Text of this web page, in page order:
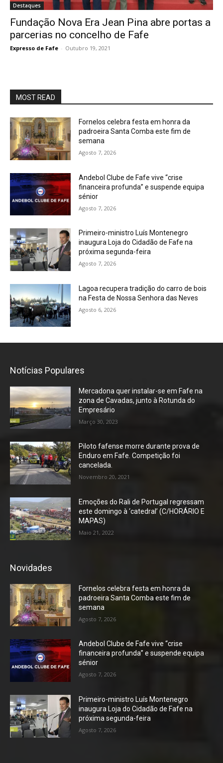
Destaques
Fundação Nova Era Jean Pina abre portas a
parcerias no concelho de Fafe
Expresso de Fafe - Outubro 19, 2021
MOST READ
Fornelos celebra festa em honra da
padroeira Santa Comba este fim de
semana
Agosto 7, 2026
Andebol Clube de Fafe vive “crise
financeira profunda” e suspende equipa
sénior
Agosto 7, 2026
Primeiro-ministro Luís Montenegro
inaugura Loja do Cidadão de Fafe na
próxima segunda-feira
Agosto 7, 2026
Lagoa recupera tradição do carro de bois
na Festa de Nossa Senhora das Neves
Agosto 6, 2026
Notícias Populares
Mercadona quer instalar-se em Fafe na
zona de Cavadas, junto à Rotunda do
Empresário
Março 30, 2023
Piloto fafense morre durante prova de
Enduro em Fafe. Competição foi
cancelada.
Novembro 20, 2021
Emoções do Rali de Portugal regressam
este domingo à ‘catedral’ (C/HORÁRIO E
MAPAS)
Maio 21, 2022
Novidades
Fornelos celebra festa em honra da
padroeira Santa Comba este fim de
semana
Agosto 7, 2026
Andebol Clube de Fafe vive “crise
financeira profunda” e suspende equipa
sénior
Agosto 7, 2026
Primeiro-ministro Luís Montenegro
inaugura Loja do Cidadão de Fafe na
próxima segunda-feira
Agosto 7, 2026